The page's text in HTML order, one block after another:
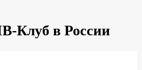
Клуб в России